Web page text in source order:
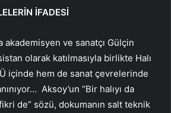
İFADESİ
akademisyen ve sanatçı Gülçin
olarak katılmasıyla birlikte Halı
içinde hem de sanat çevrelerinde
Aksoy’un “Bir halıyı da
de” sözü, dokumanın salt teknik